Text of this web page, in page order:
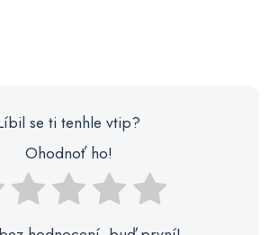
se ti tenhle vtip?
Ohodnoť ho!